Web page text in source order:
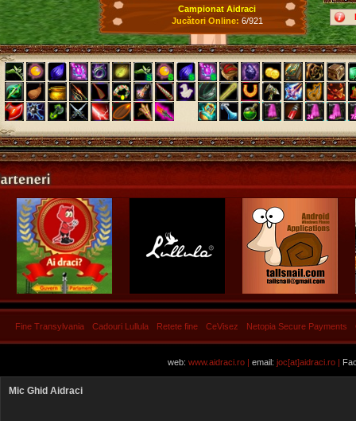
Campionat Aidraci
Jucători Online: 6/921
Fine Transylvania Cadouri Lullula Retete fine CeVisez Netopia Secure Payments
web: www.aidraci.ro | email: joc[at]aidraci.ro |
Mic Ghid Aidraci